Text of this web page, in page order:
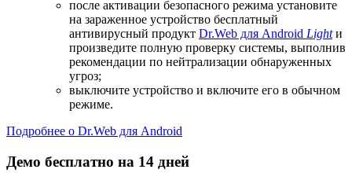
после активации безопасного режима установите
на зараженное устройство бесплатный
антивирусный продукт Dr.Web для Android Lightи
произведите полную проверку системы, выполнив
рекомендации по нейтрализации обнаруженных
угроз;
выключите устройство и включите его в обычном
режиме.
Подробнее о Dr.Web для Android
Демо бесплатно на 14 дней